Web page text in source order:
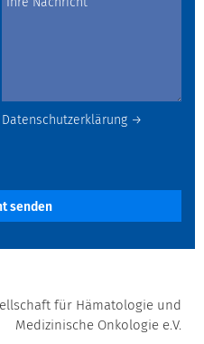
Datenschutzerklärung →
senden
für Hämatologie und
Medizinische Onkologie e.V.